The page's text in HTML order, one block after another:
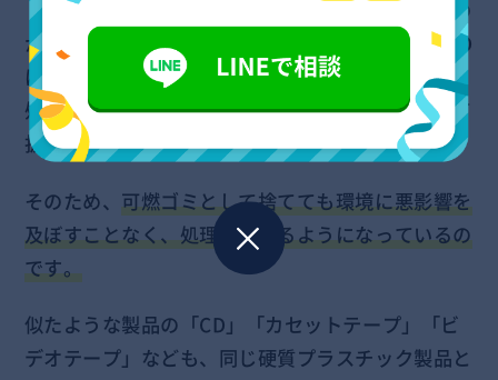
『燃える素材でできていないのに可燃ゴミでよいの
か？』と疑問に思う方もいるかと思いますが、DVD
は「
硬質プラスチック製品」として分類され、ゴミ
処理施設の設備にて適切な処理が可能なものとして
扱われます。
そのため、可燃ゴミとして捨てても環境に悪影響を
及ぼすことなく、処理をされるようになっているの
です。
似たような製品の「CD」「カセットテープ」「ビ
デオテープ」なども、同じ硬質プラスチック製品と